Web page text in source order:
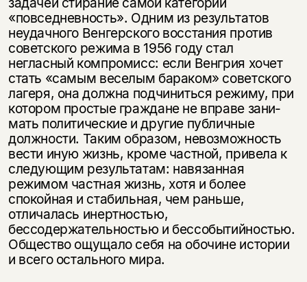
«повседневность». Одним из результатов
неудачного Венгерского восстания против
советского режима в 1956 году стал
негласный компромисс: если Венгрия хочет
стать «самым веселым бараком» советского
лагеря, она должна подчиниться режиму, при
котором простые граждане не вправе зани­
мать политические и другие публичные
должности. Таким образом, невозмож­ность
вести иную жизнь, кроме частной, привела к
следующим результатам: навязанная
режимом частная жизнь, хотя и более
спокойная и стабильная, чем раньше,
отличалась инертностью,
бессодержательностью и бессобытийностью.
Общество ощущало себя на обочине истории
и всего остального мира.